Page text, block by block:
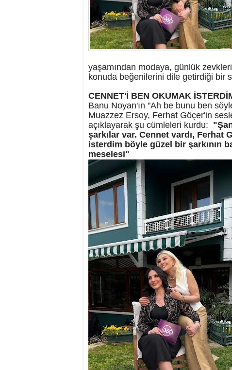
yaşamından modaya, günlük
konuda beğenilerini dile getirdiği bir
CENNET'İ BEN OKUMAK
Banu Noyan'ın "Ah be bunu ben
Muazzez Ersoy, Ferhat Göçer'in
açıklayarak şu cümleleri kurdu:
şarkılar var. Cennet vardı,
isterdim böyle güzel bir şarkının
meselesi"